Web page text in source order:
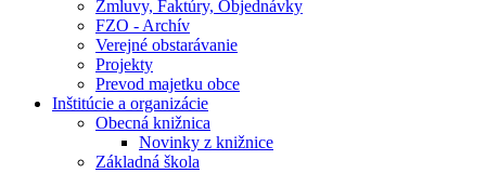
Zmluvy, Faktúry, Objednávky
FZO - Archív
Verejné obstarávanie
Projekty
Prevod majetku obce
Inštitúcie a organizácie
Obecná knižnica
Novinky z knižnice
Základná škola